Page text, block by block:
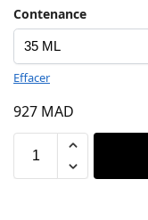
Contenance
Effacer
927 MAD